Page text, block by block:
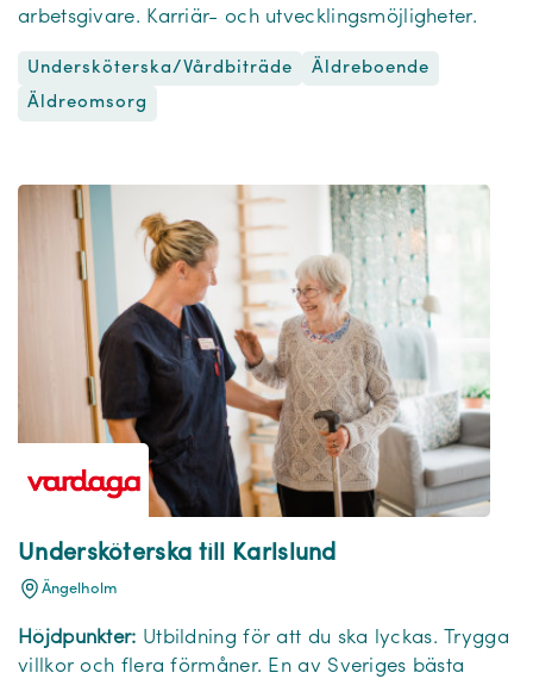
arbetsgivare. Karriär- och utvecklingsmöjligheter.
Undersköterska/Vårdbiträde
Äldreboende
Äldreomsorg
Undersköterska till Karlslund
Ängelholm
Höjdpunkter: Utbildning för att du ska lyckas. Trygga
villkor och flera förmåner. En av Sveriges bästa